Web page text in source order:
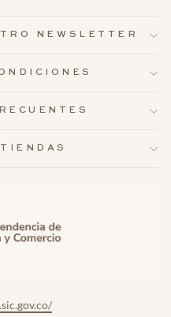
NEWSLETTER